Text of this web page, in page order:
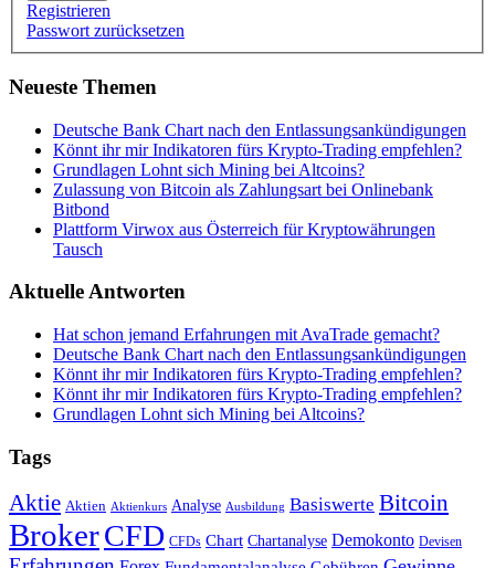
Registrieren
Passwort zurücksetzen
Neueste Themen
Deutsche Bank Chart nach den Entlassungsankündigungen
Könnt ihr mir Indikatoren fürs Krypto-Trading empfehlen?
Grundlagen Lohnt sich Mining bei Altcoins?
Zulassung von Bitcoin als Zahlungsart bei Onlinebank
Bitbond
Plattform Virwox aus Österreich für Kryptowährungen
Tausch
Aktuelle Antworten
Hat schon jemand Erfahrungen mit AvaTrade gemacht?
Deutsche Bank Chart nach den Entlassungsankündigungen
Könnt ihr mir Indikatoren fürs Krypto-Trading empfehlen?
Könnt ihr mir Indikatoren fürs Krypto-Trading empfehlen?
Grundlagen Lohnt sich Mining bei Altcoins?
Tags
Aktie Aktien Aktienkurs Analyse Ausbildung Basiswerte Bitcoin
BrokerCFD CFDs Chart Chartanalyse Demokonto Devisen